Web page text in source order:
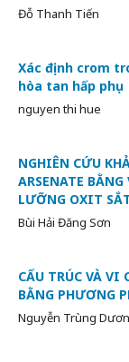
Đỗ Thanh Tiến
Xác định crom
hòa tan hấp phụ
nguyen thi hue
NGHIÊN CỨU
ARSENATE
LƯỠNG OXIT
Bùi Hải Đăng Sơn
CẤU TRÚC VÀ VI
BẰNG PHƯƠNG
Nguyễn Trùng